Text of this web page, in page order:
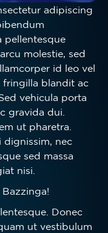
adipiscing
pellentesque
molestie, sed
id leo vel
fringilla blandit ac
vehicula porta
gravida dui.
ut pharetra.
dignissim, nec
sed massa
nisi.
Donec
ut vestibulum